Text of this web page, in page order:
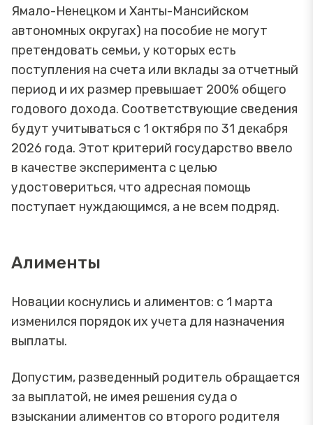
Ямало-Ненецком и Ханты-Мансийском
автономных округах) на пособие не могут
претендовать семьи, у которых есть
поступления на счета или вклады за отчетный
период и их размер превышает 200% общего
годового дохода. Соответствующие сведения
будут учитываться с 1 октября по 31 декабря
2026 года. Этот критерий государство ввело
в качестве эксперимента с целью
удостовериться, что адресная помощь
поступает нуждающимся, а не всем подряд.
Алименты
Новации коснулись и алиментов: с 1 марта
изменился порядок их учета для назначения
выплаты.
Допустим, разведенный родитель обращается
за выплатой, не имея решения суда о
взыскании алиментов со второго родителя